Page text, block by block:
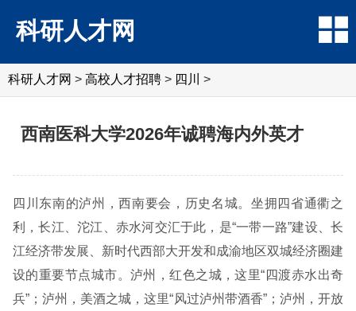
科研人才网
科研人才网 > 高校人才招聘 > 四川 >
西南医科大学2026年诚聘海内外英才
四川东南的泸州，西南要会，历史名城。坐拥四省通衢之
利，长江、沱江、赤水河交汇于此，是“一带一路”建设、长
江经济带发展、新时代西部大开发和成渝地区双城经济圈建
设的重要节点城市。泸州，红色之城，这里“四渡赤水出奇
兵”；泸州，美酒之城，这里“风过泸州带酒香”；泸州，开放